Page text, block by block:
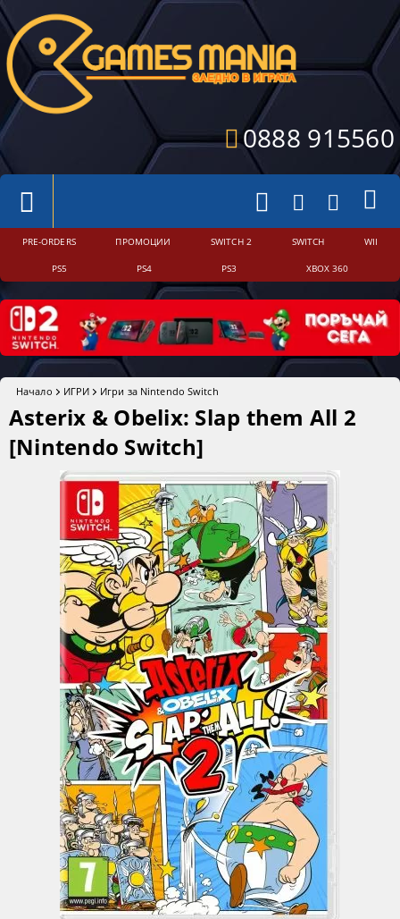
0888 915560
PRE-ORDERS ПРОМОЦИИ SWITCH 2 SWITCH WII
PS5 PS4 PS3 XBOX 360
Начало ИГРИ Игри за Nintendo Switch
Asterix & Obelix: Slap them All 2
[Nintendo Switch]